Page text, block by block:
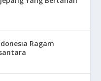
Ragam